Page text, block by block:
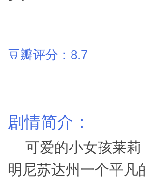
豆瓣评分：8.7
剧情简介 ：
可爱的小女孩莱莉
明尼苏达州一个平凡